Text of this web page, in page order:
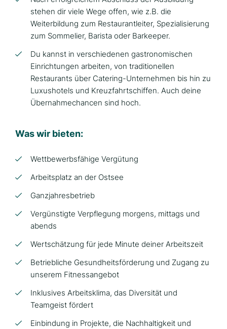
stehen dir viele Wege offen, wie z.B. die
Weiterbildung zum Restaurantleiter, Spezialisierung
zum Sommelier, Barista oder Barkeeper.
Du kannst in verschiedenen gastronomischen
Einrichtungen arbeiten, von traditionellen
Restaurants über Catering-Unternehmen bis hin zu
Luxushotels und Kreuzfahrtschiffen. Auch deine
Übernahmechancen sind hoch.
Was wir bieten:
Wettbewerbsfähige Vergütung
Arbeitsplatz an der Ostsee
Ganzjahresbetrieb
Vergünstigte Verpflegung morgens, mittags und
abends
Wertschätzung für jede Minute deiner Arbeitszeit
Betriebliche Gesundheitsförderung und Zugang zu
unserem Fitnessangebot
Inklusives Arbeitsklima, das Diversität und
Teamgeist fördert
Einbindung in Projekte, die Nachhaltigkeit und